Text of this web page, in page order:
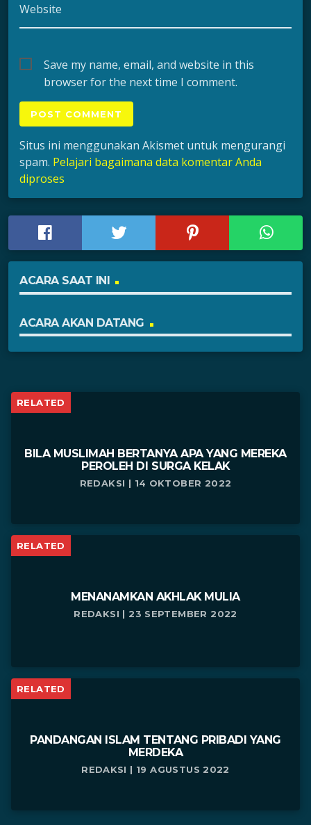
Website
Save my name, email, and website in this
browser for the next time I comment.
Situs ini menggunakan Akismet untuk mengurangi
spam. Pelajari bagaimana data komentar Anda
diproses
ACARA SAAT INI
ACARA AKAN DATANG
RELATED
BILA MUSLIMAH BERTANYA APA YANG MEREKA
PEROLEH DI SURGA KELAK
REDAKSI | 14 OKTOBER 2022
RELATED
MENANAMKAN AKHLAK MULIA
REDAKSI | 23 SEPTEMBER 2022
RELATED
PANDANGAN ISLAM TENTANG PRIBADI YANG
MERDEKA
REDAKSI | 19 AGUSTUS 2022